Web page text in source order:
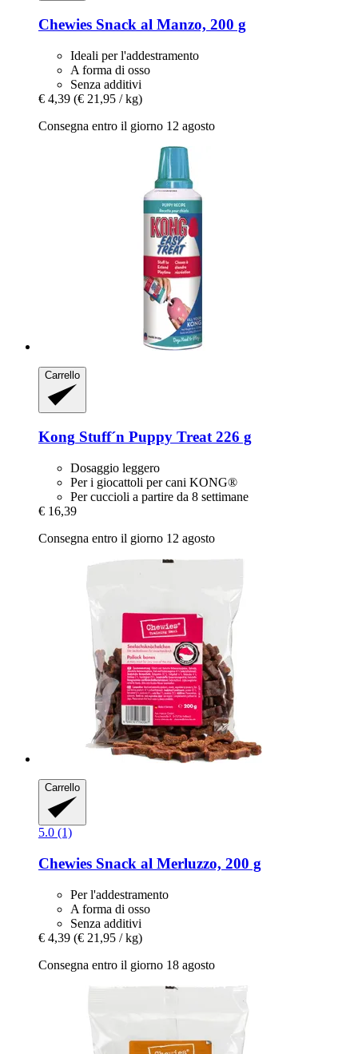
Chewies Snack al Manzo, 200 g
Ideali per l'addestramento
A forma di osso
Senza additivi
€ 4,39 (€ 21,95 / kg)
Consegna entro il giorno 12 agosto
Carrello
Kong Stuff´n Puppy Treat 226 g
Dosaggio leggero
Per i giocattoli per cani KONG®
Per cuccioli a partire da 8 settimane
€ 16,39
Consegna entro il giorno 12 agosto
Carrello
5.0 (1)
Chewies Snack al Merluzzo, 200 g
Per l'addestramento
A forma di osso
Senza additivi
€ 4,39 (€ 21,95 / kg)
Consegna entro il giorno 18 agosto